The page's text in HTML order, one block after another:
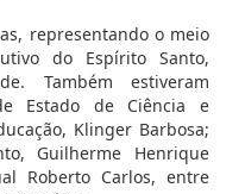
representando o meio
do Espírito Santo,
Também estiveram
Estado de Ciência e
Klinger Barbosa;
Guilherme Henrique
Roberto Carlos, entre